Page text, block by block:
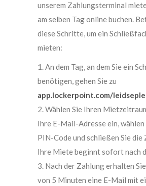
unserem Zahlungsterminal
am selben Tag online buchen.
diese Schritte, um ein
mieten:
1. An dem Tag, an dem Sie ein
benötigen, gehen Sie zu
app.lockerpoint.com/
2. Wählen Sie Ihren
Ihre E-Mail-Adresse ein, wählen
PIN-Code und schließen Sie die
Ihre Miete beginnt sofort nach
3. Nach der Zahlung erhalten
von 5 Minuten eine E-Mail mit